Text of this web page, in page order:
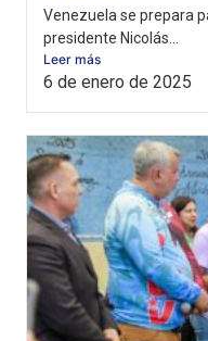
Venezuela se prepara
presidente Nicolás...
Leer más
6 de enero de 2025